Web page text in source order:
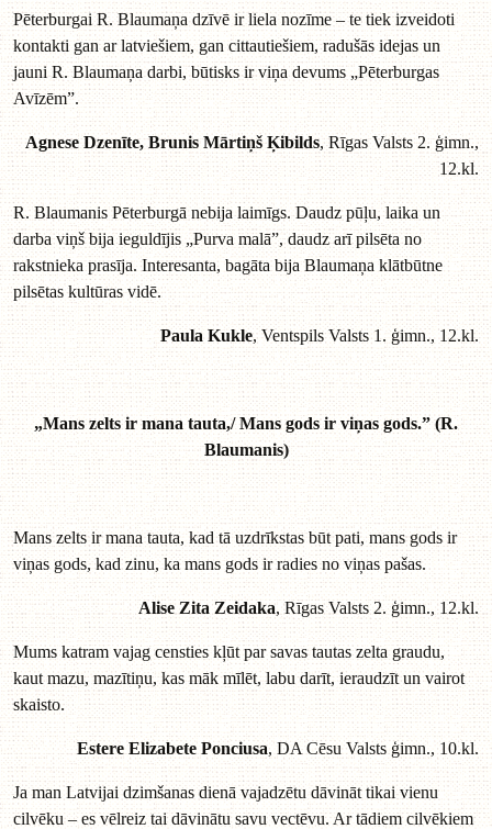
Pēterburgai R. Blaumaņa dzīvē ir liela nozīme – te tiek izveidoti
kontakti gan ar latviešiem, gan cittautiešiem, radušās idejas un
jauni R. Blaumaņa darbi, būtisks ir viņa devums „Pēterburgas
Avīzēm”.
Agnese Dzenīte, Brunis Mārtiņš Ķibilds, Rīgas Valsts 2. ģimn.,
12.kl.
R. Blaumanis Pēterburgā nebija laimīgs. Daudz pūļu, laika un
darba viņš bija ieguldījis „Purva malā”, daudz arī pilsēta no
rakstnieka prasīja. Interesanta, bagāta bija Blaumaņa klātbūtne
pilsētas kultūras vidē.
Paula Kukle, Ventspils Valsts 1. ģimn., 12.kl.
„Mans zelts ir mana tauta,/ Mans gods ir viņas gods.” (R.
Blaumanis)
Mans zelts ir mana tauta, kad tā uzdrīkstas būt pati, mans gods ir
viņas gods, kad zinu, ka mans gods ir radies no viņas pašas.
Alise Zita Zeidaka, Rīgas Valsts 2. ģimn., 12.kl.
Mums katram vajag censties kļūt par savas tautas zelta graudu,
kaut mazu, mazītiņu, kas māk mīlēt, labu darīt, ieraudzīt un vairot
skaisto.
Estere Elizabete Ponciusa, DA Cēsu Valsts ģimn., 10.kl.
Ja man Latvijai dzimšanas dienā vajadzētu dāvināt tikai vienu
cilvēku – es vēlreiz tai dāvinātu savu vectēvu. Ar tādiem cilvēkiem